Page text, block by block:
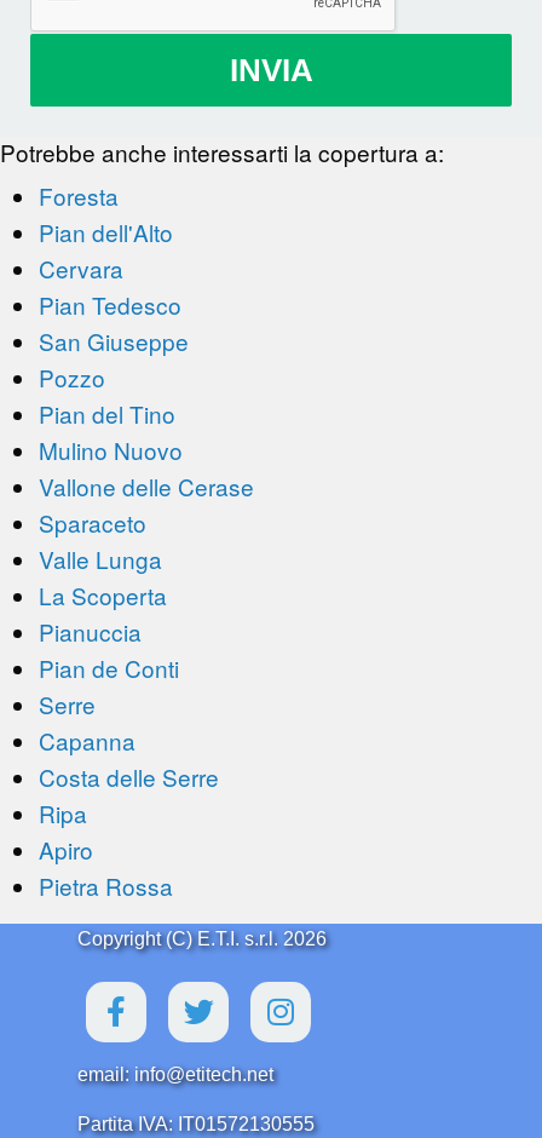
INVIA
Potrebbe anche interessarti la copertura a:
Foresta
Pian dell'Alto
Cervara
Pian Tedesco
San Giuseppe
Pozzo
Pian del Tino
Mulino Nuovo
Vallone delle Cerase
Sparaceto
Valle Lunga
La Scoperta
Pianuccia
Pian de Conti
Serre
Capanna
Costa delle Serre
Ripa
Apiro
Pietra Rossa
Copyright (C) E.T.I. s.r.l. 2026
email: info@etitech.net
Partita IVA: IT01572130555